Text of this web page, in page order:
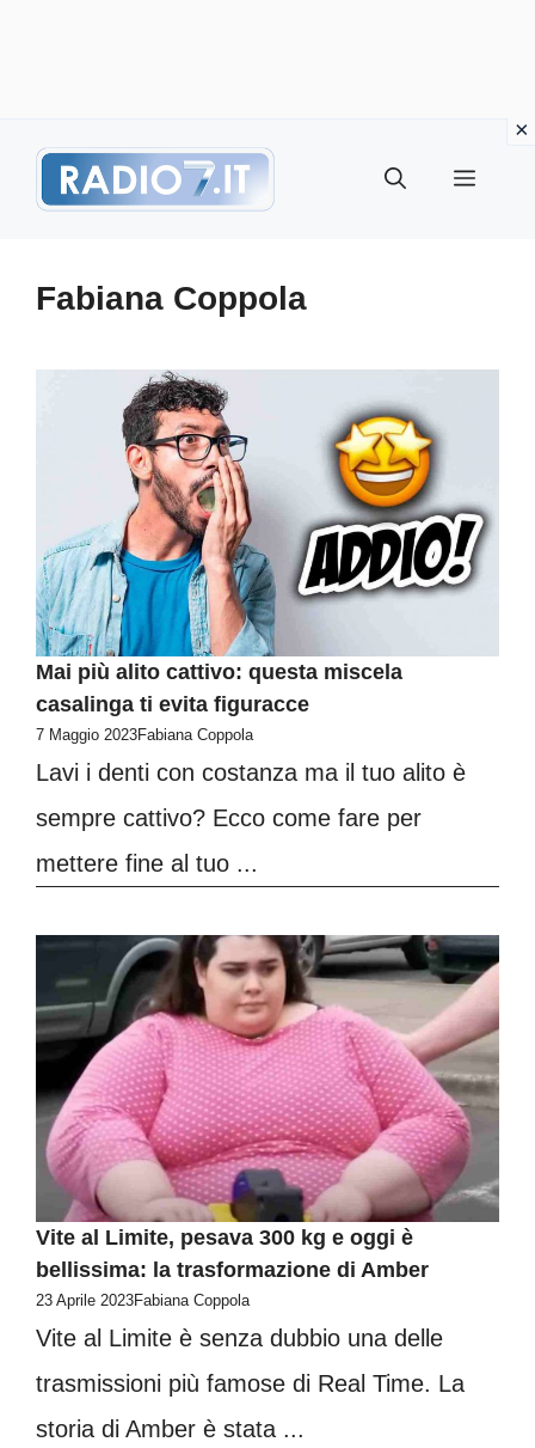
Menu
Fabiana Coppola
Mai più alito cattivo: questa miscela
casalinga ti evita figuracce
7 Maggio 2023Fabiana Coppola
Lavi i denti con costanza ma il tuo alito è
sempre cattivo? Ecco come fare per
mettere fine al tuo ...
Vite al Limite, pesava 300 kg e oggi è
bellissima: la trasformazione di Amber
23 Aprile 2023Fabiana Coppola
Vite al Limite è senza dubbio una delle
trasmissioni più famose di Real Time. La
storia di Amber è stata ...